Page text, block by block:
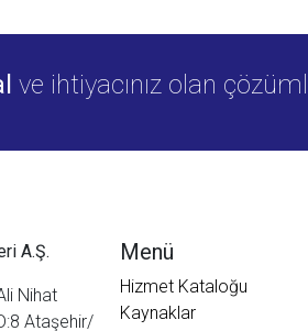
ve ihtiyacınız olan
A.Ş.
Nihat
Ataşehir/
Menü
Hizmet Kataloğu
Kaynaklar